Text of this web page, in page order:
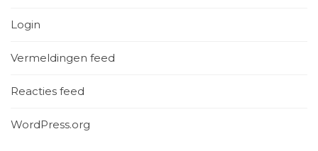
Login
Vermeldingen feed
Reacties feed
WordPress.org